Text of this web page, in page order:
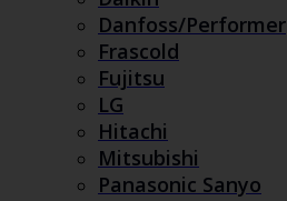
Danfoss/Performer
Frascold
Fujitsu
LG
Hitachi
Mitsubishi
Panasonic Sanyo